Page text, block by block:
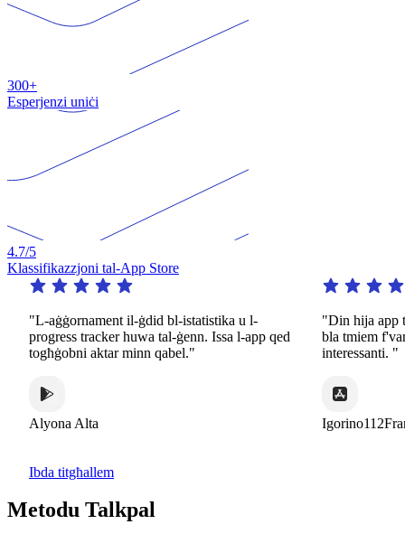
300+
Esperjenzi uniċi
4.7/5
Klassifikazzjoni tal-App Store
aġġornament il-ġdid bl-istatistika u l-
tracker huwa tal-ġenn. Issa l-app qed
aktar minn qabel."
Alta
"Din hija app
bla tmiem f'varjetà
interessanti. "
Igorino112France
Ibda titgħallem
Metodu Talkpal